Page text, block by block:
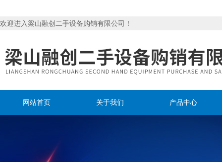
欢迎进入梁山融创二手设备购销有限公司！
网站首页 关于我们 产品中心